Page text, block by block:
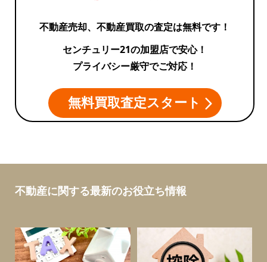
不動産売却、不動産買取の査定は無料です！
センチュリー21の加盟店で安心！
プライバシー厳守でご対応！
無料買取査定スタート
不動産に関する最新のお役立ち情報